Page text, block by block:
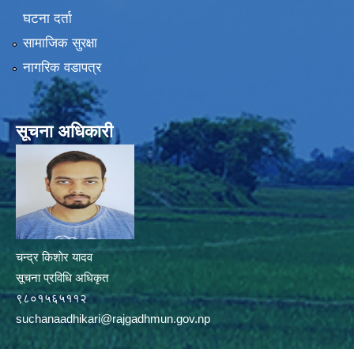
घटना दर्ता
सामाजिक सुरक्षा
नागरिक वडापत्र
सूचना अधिकारी
चन्द्र किशोर यादव
सूचना प्रविधि अधिकृत
९८०१५६५११२
suchanaadhikari@rajgadhmun.gov.np